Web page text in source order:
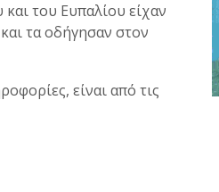
του Ευπαλίου είχαν
τα οδήγησαν στον
είναι από τις